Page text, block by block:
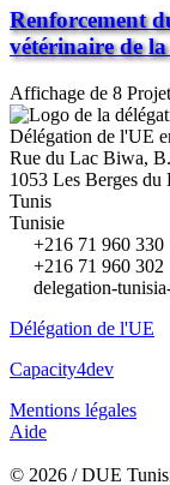
Renforcement
vétérinaire de
Affichage de 8
Délégation de l'UE
Rue du Lac Biwa,
1053 Les Berges du
Tunis
Tunisie
+216 71 960 330
+216 71 960 302
delegation-
Délégation de l'UE
Capacity4dev
Mentions légales
Aide
© 2026 / DUE